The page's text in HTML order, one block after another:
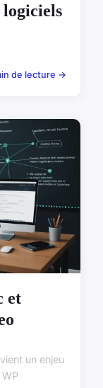
logiciels
de lecture →
et
un enjeu